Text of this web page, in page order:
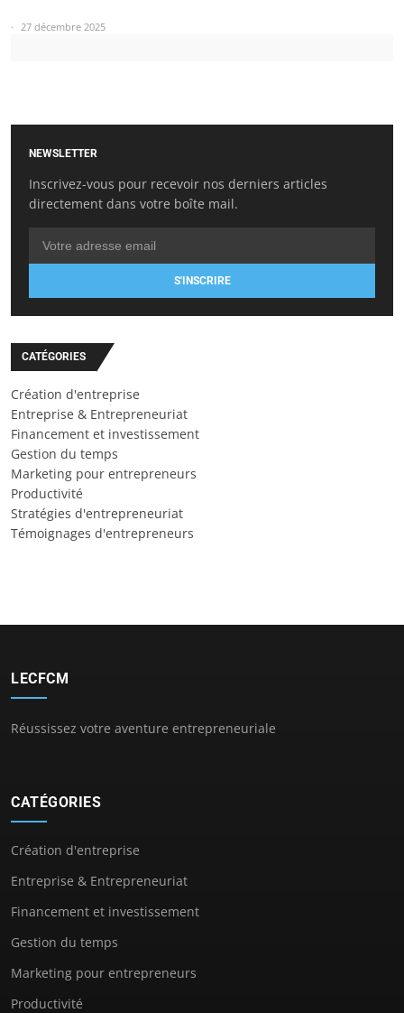
27 décembre 2025
NEWSLETTER
Inscrivez-vous pour recevoir nos derniers articles
directement dans votre boîte mail.
S'INSCRIRE
CATÉGORIES
Création d'entreprise
Entreprise & Entrepreneuriat
Financement et investissement
Gestion du temps
Marketing pour entrepreneurs
Productivité
Stratégies d'entrepreneuriat
Témoignages d'entrepreneurs
LECFCM
Réussissez votre aventure entrepreneuriale
CATÉGORIES
Création d'entreprise
Entreprise & Entrepreneuriat
Financement et investissement
Gestion du temps
Marketing pour entrepreneurs
Productivité